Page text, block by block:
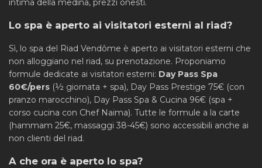
intima della medina, prezzi onesti.
Lo spa è aperto ai visitatori esterni al riad?
Sì, lo spa del Riad Vendôme è aperto ai visitatori esterni che
non alloggiano nel riad, su prenotazione. Proponiamo
formule dedicate ai visitatori esterni: Day Pass Spa
60€/pers (½ giornata + spa), Day Pass Prestige 75€ (con
pranzo marocchino), Day Pass Spa & Cucina 96€ (spa +
corso cucina con Chef Naima). Tutte le formule a la carte
(hammam 25€, massaggi 38-45€) sono accessibili anche ai
non clienti del riad.
A che ora è aperto lo spa?